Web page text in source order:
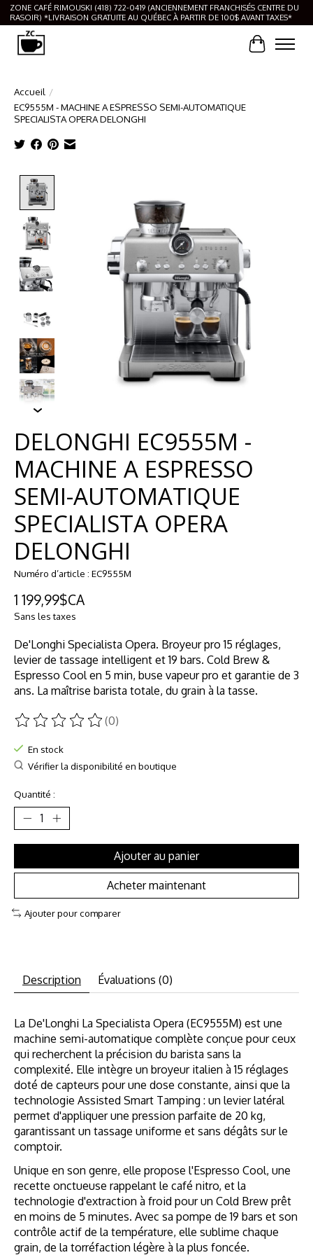
ZONE CAFÉ RIMOUSKI (418) 722-0419 (ANCIENNEMENT FRANCHISÉS CENTRE DU
RASOIR) *LIVRAISON GRATUITE AU QUÉBEC À PARTIR DE 100$ AVANT TAXES*
Panier
Accueil /
EC9555M - MACHINE A ESPRESSO SEMI-AUTOMATIQUE
SPECIALISTA OPERA DELONGHI
DELONGHI EC9555M -
MACHINE A ESPRESSO
SEMI-AUTOMATIQUE
SPECIALISTA OPERA
DELONGHI
Numéro d’article : EC9555M
1 199,99$CA
Sans les taxes
De'Longhi Specialista Opera. Broyeur pro 15 réglages,
levier de tassage intelligent et 19 bars. Cold Brew &
Espresso Cool en 5 min, buse vapeur pro et garantie de 3
ans. La maîtrise barista totale, du grain à la tasse.
Ce produit est évalué à
(0)
En stock
Vérifier la disponibilité en boutique
Quantité :
Ajouter au panier
Acheter maintenant
Ajouter pour comparer
Description Évaluations (0)
La De'Longhi La Specialista Opera (EC9555M) est une
machine semi-automatique complète conçue pour ceux
qui recherchent la précision du barista sans la
complexité. Elle intègre un broyeur italien à 15 réglages
doté de capteurs pour une dose constante, ainsi que la
technologie Assisted Smart Tamping : un levier latéral
permet d'appliquer une pression parfaite de 20 kg,
garantissant un tassage uniforme et sans dégâts sur le
comptoir.
Unique en son genre, elle propose l'Espresso Cool, une
recette onctueuse rappelant le café nitro, et la
technologie d'extraction à froid pour un Cold Brew prêt
en moins de 5 minutes. Avec sa pompe de 19 bars et son
contrôle actif de la température, elle sublime chaque
grain, de la torréfaction légère à la plus foncée.